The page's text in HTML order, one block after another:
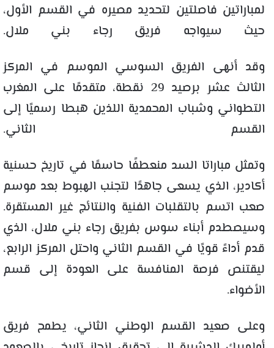
لمباراتين فاصلتين لتحديد مصيره في القسم الأول،
حيث سيواجه فريق رجاء بني ملال.
وقد أنهى الفريق السوسي الموسم في المركز
الثالث عشر برصيد 29 نقطة، متقدمًا على المغرب
التطواني وشباب المحمدية اللذين هبطا رسميًا إلى
القسم الثاني.
وتمثل مباراتا السد منعطفًا حاسمًا في تاريخ حسنية
أكادير، الذي يسعى جاهدًا لتجنب الهبوط بعد موسم
صعب اتسم بالتقلبات الفنية والنتائج غير المستقرة.
وسيصطدم أبناء سوس بفريق رجاء بني ملال، الذي
قدم أداءً قويًا في القسم الثاني واحتل المركز الرابع،
ليقتنص فرصة المنافسة على العودة إلى قسم
الأضواء.
وعلى صعيد القسم الوطني الثاني، يطمح فريق